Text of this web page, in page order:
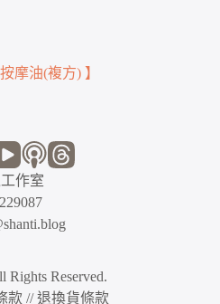
摩油(複方) 】
作室
Reserved.
款 //退換貨條款